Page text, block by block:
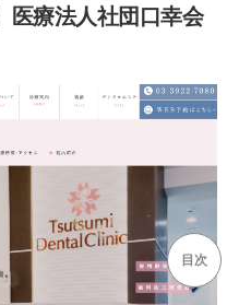
医療法人社団口幸会
目次